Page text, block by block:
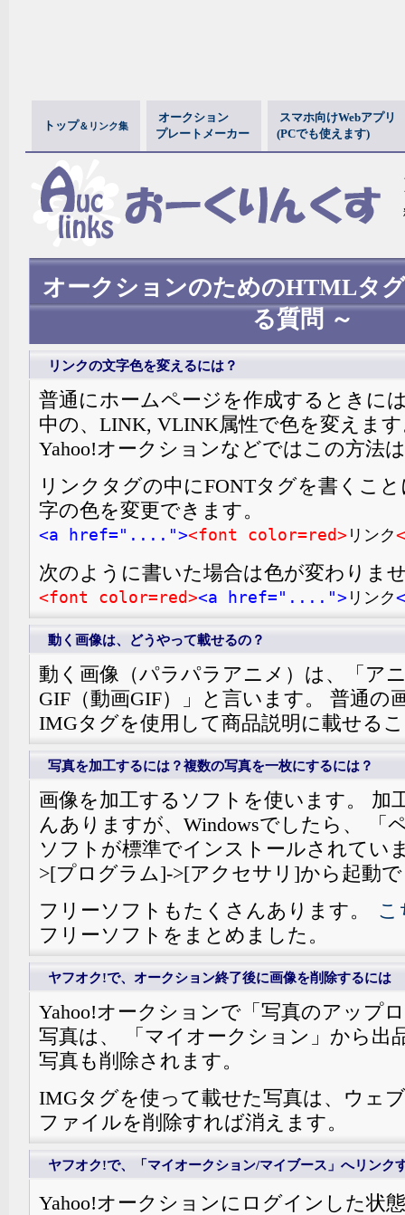
トップ＆リンク集
オークション
プレートメーカー
スマホ向けWebアプリ
(PCでも使えます)
オークションのためのHTMLタ
る質問 ～
リンクの文字色を変えるには？
普通にホームページを作成するときに
中の、LINK, VLINK属性で色を変えま
Yahoo!オークションなどではこの方法
リンクタグの中にFONTタグを書くこ
字の色を変更できます。
<a href="...."><font color=red> リンク
次のように書いた場合は色が変わりま
<font color=red><a href="...."> リンク
動く画像は、どうやって載せるの？
動く画像（パラパラアニメ）は、「ア
GIF（動画GIF）」と言います。 普通の
IMGタグを使用して商品説明に載せる
写真を加工するには？複数の写真を一枚にするには？
画像を加工するソフトを使います。 加
んありますが、Windowsでしたら、 「
ソフトが標準でインストールされてい
>[プログラム]->[アクセサリ]から起動
フリーソフトもたくさんあります。
こ
フリーソフトをまとめました。
ヤフオク!で、オークション終了後に画像を削除するには
Yahoo!オークションで「写真のアップ
写真は、 「マイオークション」から出
写真も削除されます。
IMGタグを使って載せた写真は、ウェ
ファイルを削除すれば消えます。
ヤフオク!で、「マイオークション/マイブース」へリンク
Yahoo!オークションにログインした状